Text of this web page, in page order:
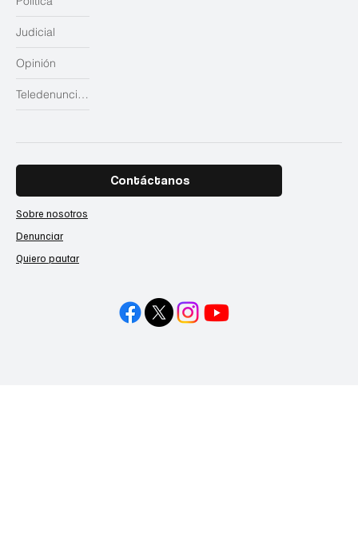
Judicial
Opinión
Teledenuncias
Contáctanos
Sobre nosotros
Denunciar
Quiero pautar